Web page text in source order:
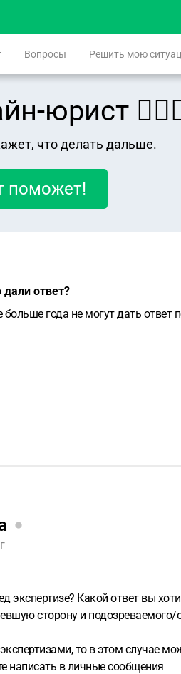
Вопросы Решить мою
юрист
что делать дальше.
поможет!
ответ?
больше года не могут дать
экспертизе? Какой ответ вы
сторону и
то в этом случае
написать в личные сообщения